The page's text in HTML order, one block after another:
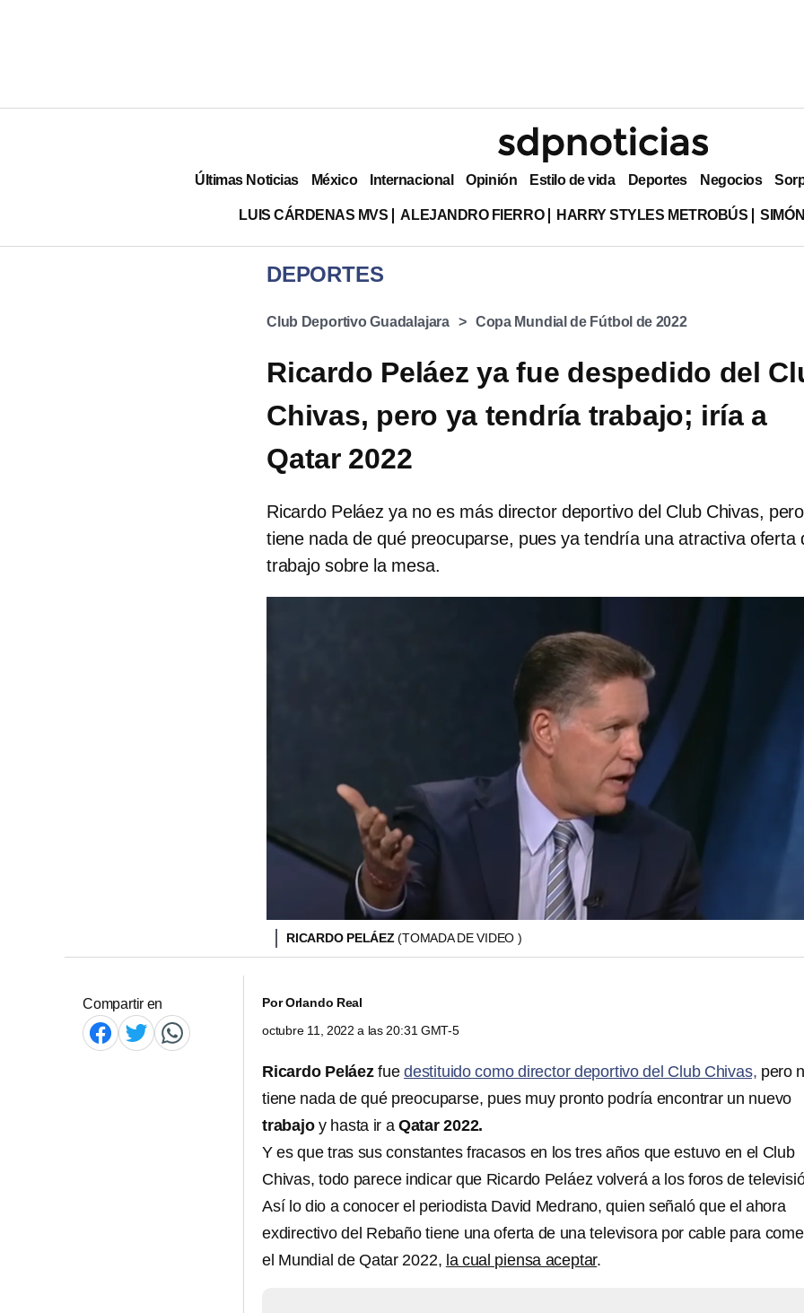
Últimas Noticias México Internacional Opinión Estilo de vida Deportes Negocios
LUIS CÁRDENAS MVS ALEJANDRO FIERRO HARRY STYLES METROBÚS
DEPORTES
Club Deportivo Guadalajara Copa Mundial de Fútbol de 2022
Ricardo Peláez ya fue despedido del
Chivas, pero ya tendría trabajo; iría a
Qatar 2022
Ricardo Peláez ya no es más director deportivo del Club Chivas,
tiene nada de qué preocuparse, pues ya tendría una atractiva oferta
trabajo sobre la mesa.
RICARDO PELÁEZ(TOMADA DE VIDEO )
Compartir en PorOrlando Real
octubre 11, 2022 a las 20:31 GMT-5
Ricardo Peláezfuedestituido como director deportivo del Club Chivas, pero
tiene nada de qué preocuparse, pues muy pronto podría encontrar un nuevo
trabajoy hasta ir a Qatar 2022.
Y es que tras sus constantes fracasos en los tres años que estuvo en el Club
Chivas, todo parece indicar que Ricardo Peláez volverá a los foros de
Así lo dio a conocer el periodista David Medrano, quien señaló que el ahora
exdirectivo del Rebaño tiene una oferta de una televisora por cable para
el Mundial de Qatar 2022, la cual piensa aceptar.